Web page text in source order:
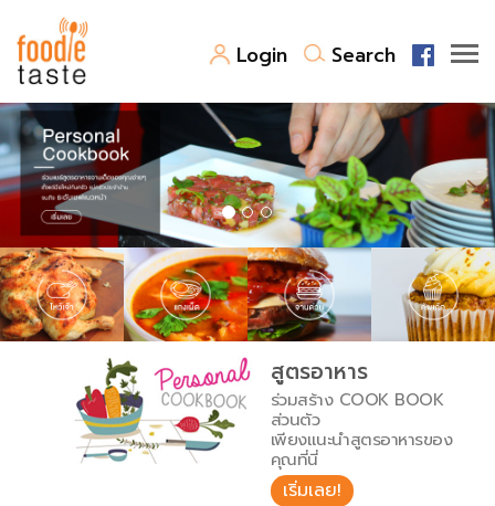
Login Search
สูตรอาหาร
สูตรอาหารล่าสุด
Top Foodie
พาไปชิม
สารพันก้นครัว
เคล็ดลับน่ารู้
เปรียบเทียบหน่วยการตวง
เปรียบเทียบอุณหภูมิ
เปรียบเทียบน้ำหนักวัตถุดิบ
FoodPedia
สร้าง Cookbook
สูตรอาหาร
ร่วมสร้าง COOK BOOK
ส่วนตัว
เพียงแนะนำสูตรอาหารของ
คุณที่นี่
เริ่มเลย!